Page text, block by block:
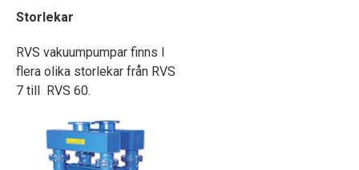
Storlekar
RVS vakuumpumpar finns I
flera olika storlekar från RVS
7 till RVS 60.